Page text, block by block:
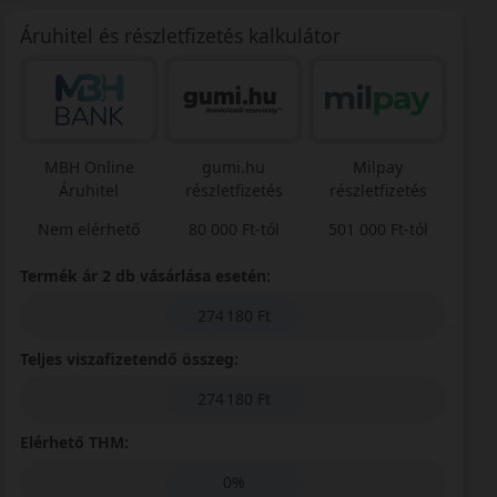
Áruhitel és részletfizetés kalkulátor
MBH Online
Áruhitel
Nem elérhető
gumi.hu
részletfizetés
80 000 Ft-tól
Milpay
részletfizetés
501 000 Ft-tól
Termék ár 2 db vásárlása esetén:
274 180 Ft
Teljes viszafizetendő összeg:
274 180 Ft
Elérhető THM:
0%